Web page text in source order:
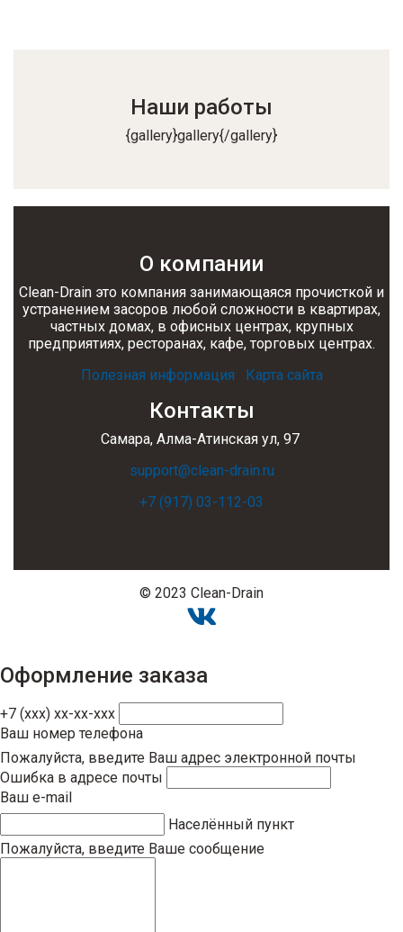
Наши работы
{gallery}gallery{/gallery}
О компании
Clean-Drain это компания занимающаяся прочисткой и
устранением засоров любой сложности в квартирах,
частных домах, в офисных центрах, крупных
предприятиях, ресторанах, кафе, торговых центрах.
Полезная информация
Карта сайта
Контакты
Самара, Алма-Атинская ул, 97
support@clean-drain.ru
+7 (917) 03-112-03
© 2023 Clean-Drain
Оформление заказа
+7 (xxx) xx-xx-xxx
Ваш номер телефона
Пожалуйста, введите Ваш адрес электронной почты
Ошибка в адресе почты
Ваш e-mail
Населённый пункт
Пожалуйста, введите Ваше сообщение